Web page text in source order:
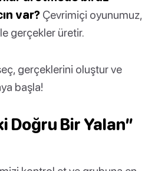
var? Çevrimiçi oyunumuz,
gerçekler üretir.
gerçeklerini oluştur ve
başla!
Doğru Bir Yalan”